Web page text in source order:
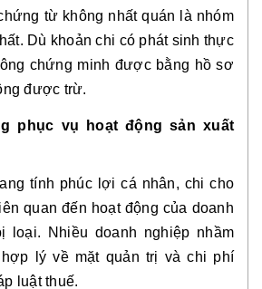
từ không nhất quán là nhóm
Dù khoản chi có phát sinh thực
chứng minh được bằng hồ sơ
được trừ.
phục vụ hoạt động sản xuất
tính phúc lợi cá nhân, chi cho
quan đến hoạt động của doanh
loại. Nhiều doanh nghiệp nhầm
lý về mặt quản trị và chi phí
luật thuế.